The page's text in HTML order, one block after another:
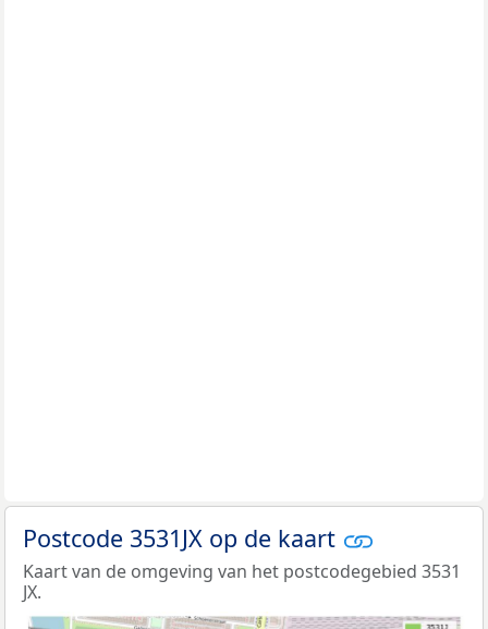
Postcode 3531JX op de kaart
Kaart van de omgeving van het postcodegebied 3531
JX.